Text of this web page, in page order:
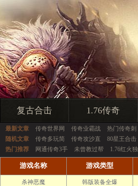
复古合击 1.76传奇
最新文章 传奇世界网 传奇业霸战 热门传奇刺
随机文章
传奇多玩简 传奇攻沙直 80星王合击
热门推荐
网通传奇3手 未曾教过帮 1.76红火独
游戏名称 游戏类型
杀神恶魔 韩版装备全爆